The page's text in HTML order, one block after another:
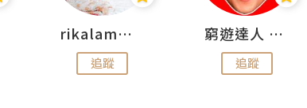
rikalammm
追蹤
窮遊達人 Mr.TravelGenius
追蹤